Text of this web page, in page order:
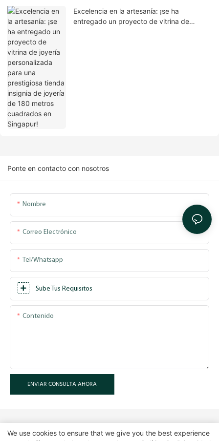
Excelencia en la artesanía: ¡se ha
entregado un proyecto de vitrina de
Ponte en contacto con nosotros
Nombre
Correo Electrónico
Tel/whatsapp
Sube Tus Requisitos
Contenido
ENVIAR CONSULTA AHORA
We use cookies to ensure that we give you the best experience